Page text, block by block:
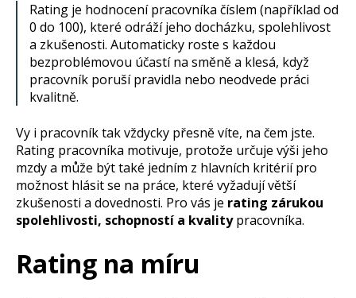
Rating je hodnocení pracovníka číslem (například od
0 do 100), které odráží jeho docházku, spolehlivost
a zkušenosti. Automaticky roste s každou
bezproblémovou účastí na směně a klesá, když
pracovník poruší pravidla nebo neodvede práci
kvalitně.
Vy i pracovník tak vždycky přesně víte, na čem jste.
Rating pracovníka motivuje, protože určuje výši jeho
mzdy a může být také jedním z hlavních kritérií pro
možnost hlásit se na práce, které vyžadují větší
zkušenosti a dovednosti. Pro vás je rating zárukou
spolehlivosti, schopností a kvality pracovníka.
Rating na míru